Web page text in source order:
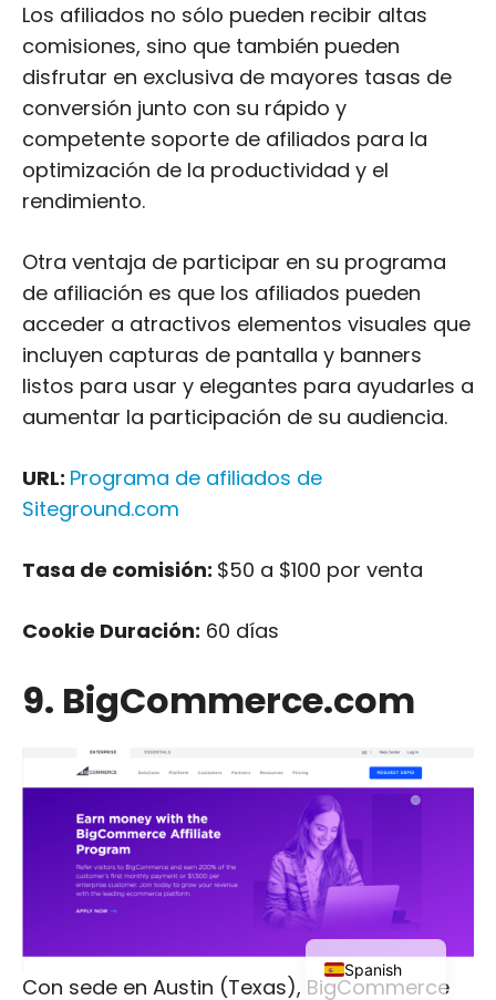
Los afiliados no sólo pueden recibir altas
comisiones, sino que también pueden
disfrutar en exclusiva de mayores tasas de
conversión junto con su rápido y
competente soporte de afiliados para la
optimización de la productividad y el
rendimiento.
Otra ventaja de participar en su programa
de afiliación es que los afiliados pueden
acceder a atractivos elementos visuales que
incluyen capturas de pantalla y banners
listos para usar y elegantes para ayudarles a
aumentar la participación de su audiencia.
URL: Programa de afiliados de
Siteground.com
Tasa de comisión: $50 a $100 por venta
Cookie Duración: 60 días
9. BigCommerce.com
Con sede en Austin (Texas), BigCommerce
Spanish
German
Portuguese
Dutch
Russian